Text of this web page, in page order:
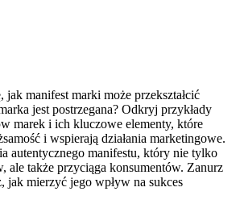
jak manifest marki może przekształcić
jest postrzegana? Odkryj przykłady
marek i ich kluczowe elementy, które
i wspierają działania marketingowe.
autentycznego manifestu, który nie tylko
ale także przyciąga konsumentów. Zanurz
jak mierzyć jego wpływ na sukces